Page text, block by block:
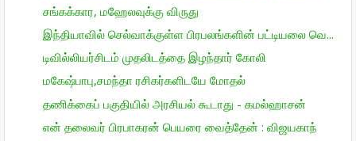
சங்கக்கார, மஹேலவுக்கு விருது
இந்தியாவில் செல்வாக்குள்ள பிரபலங்களின் பட்டியலை வெ...
டிவில்லியர்சிடம் முதலிடத்தை இழந்தார் கோலி
மகேஷ்பாபு,சமந்தா ரசிகர்களிடயே மோதல்
தணிக்கைப் பகுதியில் அரசியல் கூடாது - கமல்ஹாசன்
என் தலைவர் பிரபாகரன் பெயரை வைத்தேன் : விஜயகாந்